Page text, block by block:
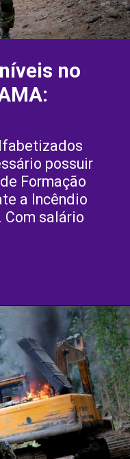
possuir
Formação
a Incêndio
Com salário
no